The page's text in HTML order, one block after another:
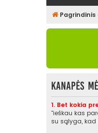
Kanapės
1. Bet kokia
"ieškau kas
su sąlyga, kad